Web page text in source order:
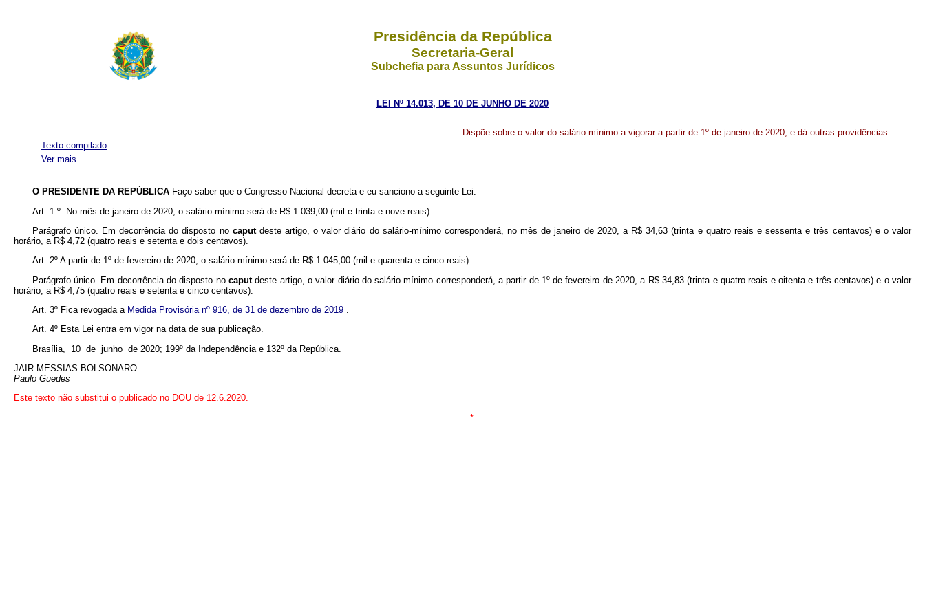
Presidência da República
Secretaria-Geral
Subchefia para Assuntos Jurídicos
LEI Nº 14.013, DE 10 DE JUNHO DE 2020
Dispõe sobre o valor do salário-mínimo a vigorar a partir de 1º de janeiro de 2020; e dá outras providências.
Ver mais...
Texto compilado
O PRESIDENTE DA REPÚBLICA Faço saber que o Congresso Nacional decreta e eu sanciono a seguinte Lei:
Art. 1 º No mês de janeiro de 2020, o salário-mínimo será de R$ 1.039,00 (mil e trinta e nove reais).
Parágrafo único. Em decorrência do disposto no caput deste artigo, o valor diário do salário-mínimo corresponderá, no mês de janeiro de 2020, a R$ 34,63 (trinta e quatro reais e sessenta e três centavos) e o valor
horário, a R$ 4,72 (quatro reais e setenta e dois centavos).
Art. 2º A partir de 1º de fevereiro de 2020, o salário-mínimo será de R$ 1.045,00 (mil e quarenta e cinco reais).
Parágrafo único. Em decorrência do disposto no caputdeste artigo, o valor diário do salário-mínimo corresponderá, a partir de 1º de fevereiro de 2020, a R$ 34,83 (trinta e quatro reais e oitenta e três centavos) e o valor
horário, a R$ 4,75 (quatro reais e setenta e cinco centavos).
Art. 3º Fica revogada a Medida Provisória nº 916, de 31 de dezembro de 2019
Art. 4º Esta Lei entra em vigor na data de sua publicação.
Brasília, 10 de junho de 2020; 199º da Independência e 132º da República.
JAIR MESSIAS BOLSONARO
Paulo Guedes
Este texto não substitui o publicado no DOU de 12.6.2020.
*